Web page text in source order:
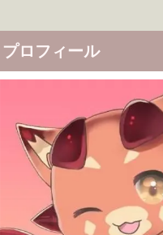
プロフィール